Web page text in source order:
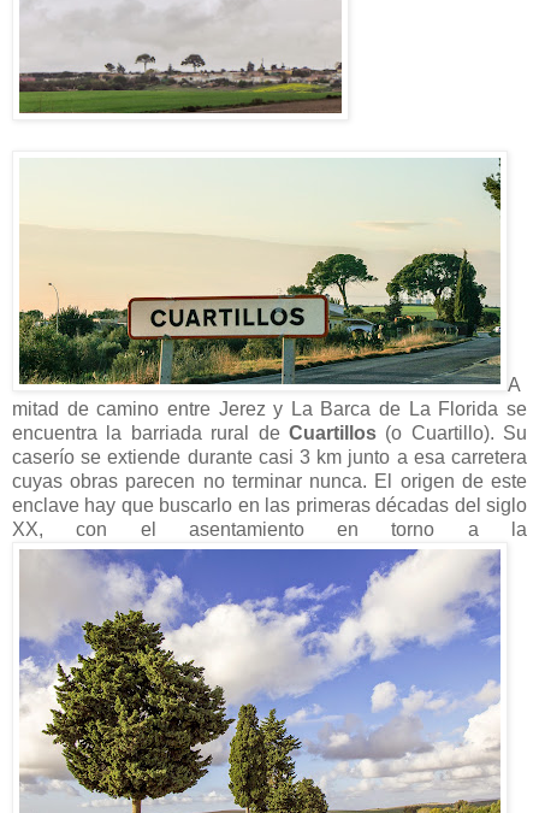
A
mitad de camino entre Jerez y La Barca de La Florida se
encuentra la barriada rural de Cuartillos(o Cuartillo). Su
caserío se extiende durante casi 3 km junto a esa carretera
cuyas obras parecen no terminar nunca. El origen de este
enclave hay que buscarlo en las primeras décadas del siglo
XX, con el asentamiento en torno a la